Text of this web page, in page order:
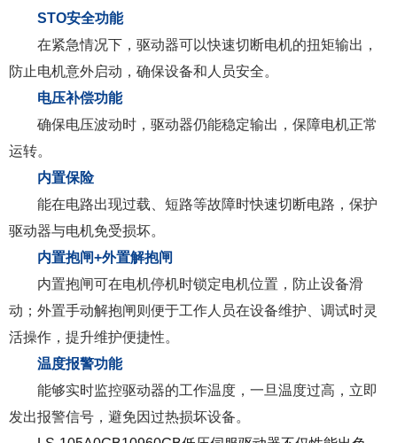
STO安全功能
在紧急情况下，驱动器可以快速切断电机的扭矩输出，
防止电机意外启动，确保设备和人员安全。
电压补偿功能
确保电压波动时，驱动器仍能稳定输出，保障电机正常
运转。
内置保险
能在电路出现过载、短路等故障时快速切断电路，保护
驱动器与电机免受损坏。
内置抱闸+外置解抱闸
内置抱闸可在电机停机时锁定电机位置，防止设备滑
动；外置手动解抱闸则便于工作人员在设备维护、调试时灵
活操作，提升维护便捷性。
温度报警功能
能够实时监控驱动器的工作温度，一旦温度过高，立即
发出报警信号，避免因过热损坏设备。